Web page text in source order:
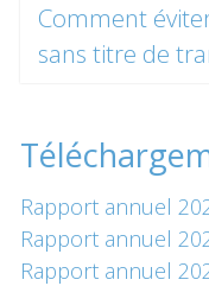
Comment
sans titre de
Rapport annuel
Rapport annuel
Rapport annuel